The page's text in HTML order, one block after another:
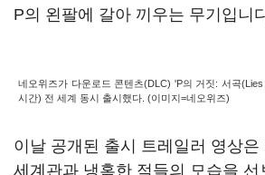
P의 왼팔에 갈아 끼우는 무기입니
네오위즈가 다운로드 콘텐츠(DLC) 'P의 거짓: 서곡
시간) 전 세계 동시 출시했다. (이미지=네오위즈)
이날 공개된 출시 트레일러 영상
세계관과 냉혹한 적들의 모습을